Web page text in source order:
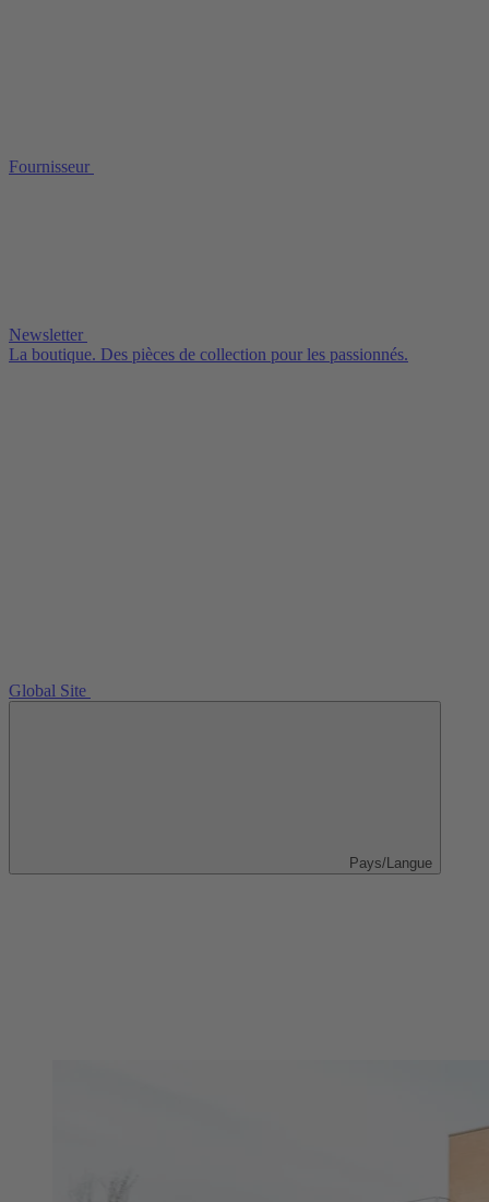
Fournisseur
Newsletter
La boutique. Des pièces de collection pour les passionnés.
Global Site
Pays/Langue